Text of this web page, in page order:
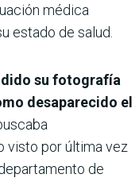
médica
estado de salud.
su fotografía
desaparecido el
visto por última vez
de